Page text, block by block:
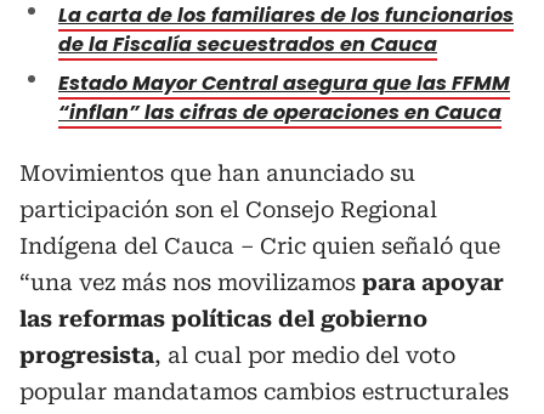
La carta de los familiares de los funcionarios
de la Fiscalía secuestrados en Cauca
Estado Mayor Central asegura que las FFMM
“inflan” las cifras de operaciones en Cauca
Movimientos que han anunciado su
participación son el Consejo Regional
Indígena del Cauca – Cric quien señaló que
“una vez más nos movilizamos para apoyar
las reformas políticas del gobierno
progresista, al cual por medio del voto
popular mandatamos cambios estructurales